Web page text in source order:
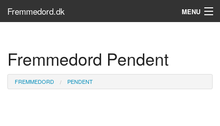
Fremmedord.dk MENU
Søg...
Find bøger
Fremmedord Pendent
FREMMEDORD PENDENT